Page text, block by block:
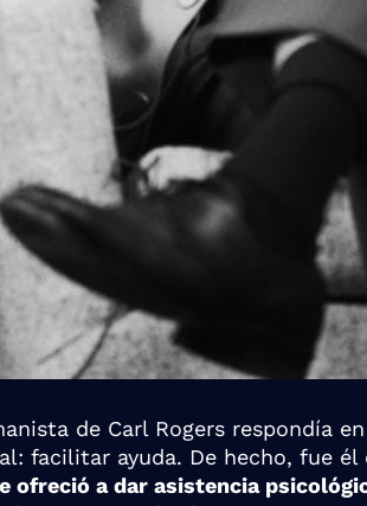
de Carl Rogers respondía
facilitar ayuda. De hecho, fue él
ofreció a dar asistencia